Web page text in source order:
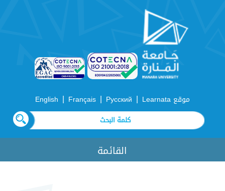
موقع Learnata |
Русский
|
Français
|
English
القائمة